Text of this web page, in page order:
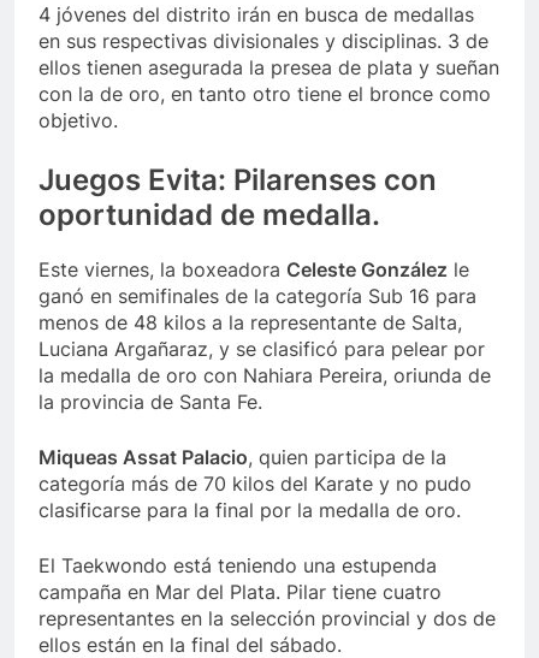
4 jóvenes del distrito irán en busca de medallas
en sus respectivas divisionales y disciplinas. 3 de
ellos tienen asegurada la presea de plata y sueñan
con la de oro, en tanto otro tiene el bronce como
objetivo.
Juegos Evita: Pilarenses con
oportunidad de medalla.
Este viernes, la boxeadora Celeste González le
ganó en semifinales de la categoría Sub 16 para
menos de 48 kilos a la representante de Salta,
Luciana Argañaraz, y se clasificó para pelear por
la medalla de oro con Nahiara Pereira, oriunda de
la provincia de Santa Fe.
Miqueas Assat Palacio, quien participa de la
categoría más de 70 kilos del Karate y no pudo
clasificarse para la final por la medalla de oro.
El Taekwondo está teniendo una estupenda
campaña en Mar del Plata. Pilar tiene cuatro
representantes en la selección provincial y dos de
ellos están en la final del sábado.